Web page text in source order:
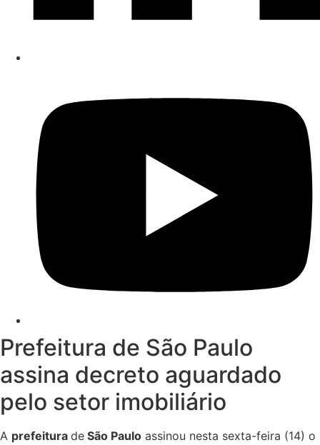
Prefeitura de São Paulo
assina decreto aguardado
pelo setor imobiliário
A prefeitura de São Paulo assinou nesta sexta-feira (14) o